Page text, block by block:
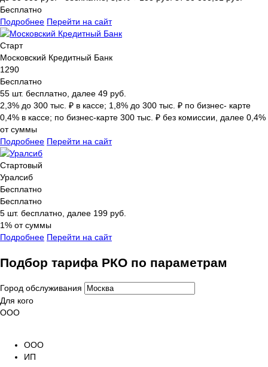
Бесплатно
Подробнее Перейти на сайт
Старт
Московский Кредитный Банк
1290
Бесплатно
55 шт. бесплатно, далее 49 руб.
2,3% до 300 тыс. ₽ в кассе; 1,8% до 300 тыс. ₽ по бизнес- карте
0,4% в кассе; по бизнес-карте 300 тыс. ₽ без комиссии, далее 0,4%
от суммы
Подробнее Перейти на сайт
Стартовый
Уралсиб
Бесплатно
Бесплатно
5 шт. бесплатно, далее 199 руб.
1% от суммы
Подробнее Перейти на сайт
Подбор тарифа РКО по параметрам
Город обслуживания
Для кого
ООО
ООО
ИП